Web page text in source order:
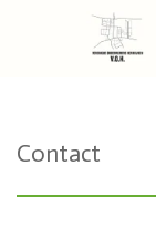
Contact